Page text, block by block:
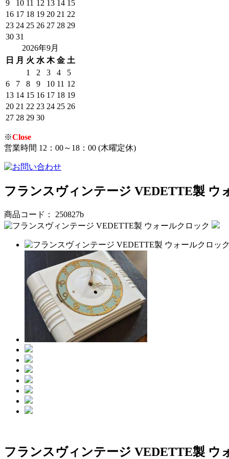
9
10 11 12 13 14 15
16 17 18 19 20 21 22
23 24 25 26 27 28 29
30 31
2026年9月
日
月 火 水 木 金 土
1
2 3 4
5
6
7 8 9 10 11 12
13 14 15 16 17 18 19
20 21 22 23 24 25 26
27 28 29 30
※Close
営業時間 12：00～18：00 (木曜定休)
フランスヴィンテージ VEDETTE製 ウ
商品コード： 250827b
フランスヴィンテージ VEDETTE製 ウ